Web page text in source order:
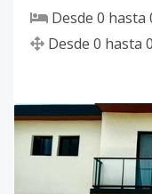
Desde 0 hasta
Desde 0 hasta 0